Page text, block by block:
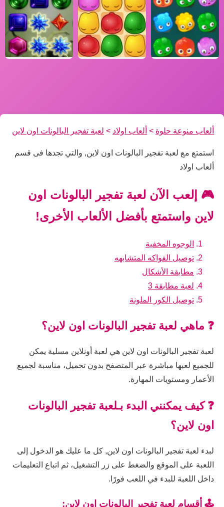
ألعاب منوعة حلوة > ألعاب اولاد > لعبة تفجير البالونات اون لاين
استمتع مع لعبة تفجير البالونات اون لاين, والتي تجدها فى قسم
ألعاب اولاد
🎮 إلعب الآن لعبة تفجير البالونات اون
لاين واستمتع بأفضل الألعاب الأخرى!
الوجوه المخفية
توصيل الفواكه المتشابهه
مطابقة الأشكال
لعبة مطابقة 3
توصيل الكور الملونة
❓ ماهي لعبة تفجير البالونات اون لاين؟
لعبة تفجير البالونات اون لاين هي لعبة أونلاين مسلية يمكن
للجميع لعبها مباشرة عبر المتصفح بدون تحميل، مناسبة لجميع
الأعمار ومستويات المهارة.
❓ كيف يمكنني البدء بـلعبة تفجير البالونات
اون لاين؟
لبدء لعبة تفجير البالونات اون لاين, كل ما عليك هو الدخول إلى
اللعبة على الموقع والضغط على زر التشغيل، ثم اتباع التعليمات
داخل اللعبة للبدء في اللعب فورًا.
🕹️ أقسام لعبة تفجير البالونات اون لاين: